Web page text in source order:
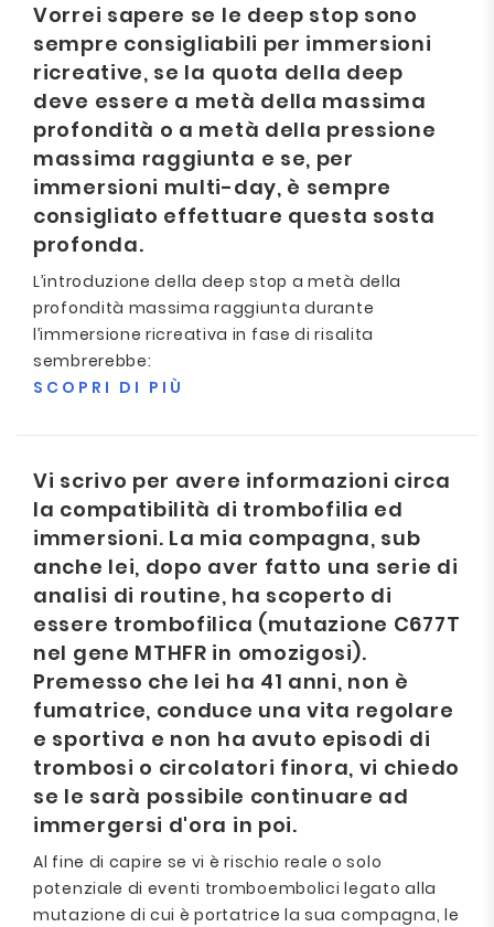
Vorrei sapere se le deep stop sono
sempre consigliabili per immersioni
ricreative, se la quota della deep
deve essere a metà della massima
profondità o a metà della pressione
massima raggiunta e se, per
immersioni multi-day, è sempre
consigliato effettuare questa sosta
profonda.
L’introduzione della deep stop a metà della
profondità massima raggiunta durante
l’immersione ricreativa in fase di risalita
sembrerebbe:
SCOPRI DI PIÙ
Vi scrivo per avere informazioni circa
la compatibilità di trombofilia ed
immersioni. La mia compagna, sub
anche lei, dopo aver fatto una serie di
analisi di routine, ha scoperto di
essere trombofilica (mutazione C677T
nel gene MTHFR in omozigosi).
Premesso che lei ha 41 anni, non è
fumatrice, conduce una vita regolare
e sportiva e non ha avuto episodi di
trombosi o circolatori finora, vi chiedo
se le sarà possibile continuare ad
immergersi d'ora in poi.
Al fine di capire se vi è rischio reale o solo
potenziale di eventi tromboembolici legato alla
mutazione di cui è portatrice la sua compagna, le